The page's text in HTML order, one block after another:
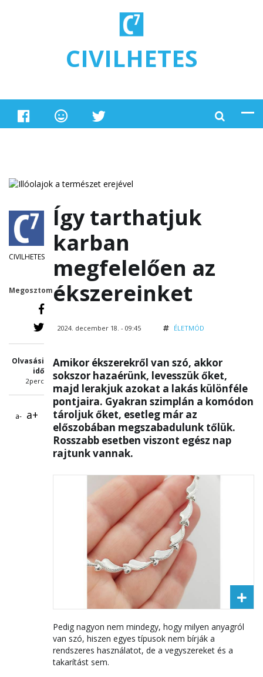
CIVILHETES
CIVILHETES
Megosztom
Olvasási
idő
2perc
a- a+
Így tarthatjuk
karban
megfelelően az
ékszereinket
2024. december 18. - 09:45 ÉLETMÓD
Amikor ékszerekről van szó, akkor
sokszor hazaérünk, levesszük őket,
majd lerakjuk azokat a lakás különféle
pontjaira. Gyakran szimplán a komódon
tároljuk őket, esetleg már az
előszobában megszabadulunk tőlük.
Rosszabb esetben viszont egész nap
rajtunk vannak.
Pedig nagyon nem mindegy, hogy milyen anyagról
van szó, hiszen egyes típusok nem bírják a
rendszeres használatot, de a vegyszereket és a
takarítást sem.